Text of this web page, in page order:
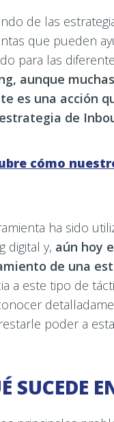
de las
que pueden
para las
aunque
es una acción
de
cómo
ha sido
digital y, aún hoy
de una
a este tipo de
poder a
SUCEDE